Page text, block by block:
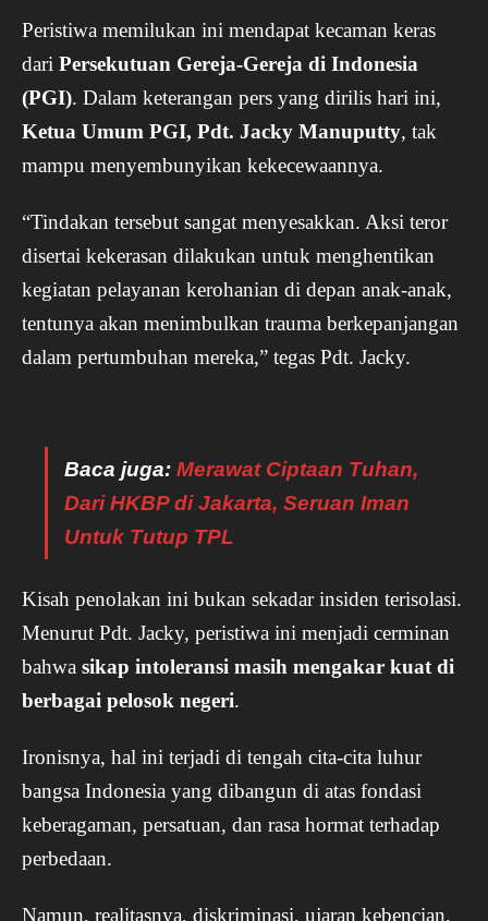
Peristiwa memilukan ini mendapat kecaman keras
dari Persekutuan Gereja-Gereja di Indonesia
(PGI). Dalam keterangan pers yang dirilis hari ini,
Ketua Umum PGI, Pdt. Jacky Manuputty, tak
mampu menyembunyikan kekecewaannya.
“Tindakan tersebut sangat menyesakkan. Aksi teror
disertai kekerasan dilakukan untuk menghentikan
kegiatan pelayanan kerohanian di depan anak-anak,
tentunya akan menimbulkan trauma berkepanjangan
dalam pertumbuhan mereka,” tegas Pdt. Jacky.
Baca juga: Merawat Ciptaan Tuhan,
Dari HKBP di Jakarta, Seruan Iman
Untuk Tutup TPL
Kisah penolakan ini bukan sekadar insiden terisolasi.
Menurut Pdt. Jacky, peristiwa ini menjadi cerminan
bahwa sikap intoleransi masih mengakar kuat di
berbagai pelosok negeri.
Ironisnya, hal ini terjadi di tengah cita-cita luhur
bangsa Indonesia yang dibangun di atas fondasi
keberagaman, persatuan, dan rasa hormat terhadap
perbedaan.
Namun, realitasnya, diskriminasi, ujaran kebencian,